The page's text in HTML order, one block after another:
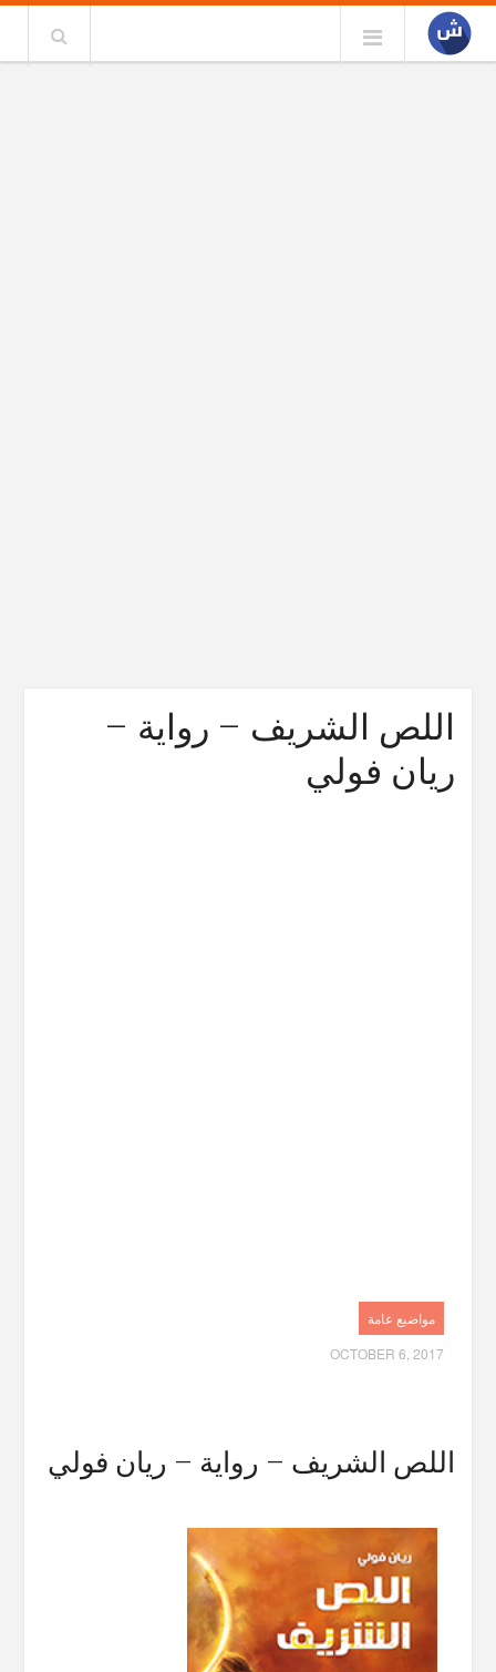
اللص الشريف – رواية –
ريان فولي
مواضيع عامة
OCTOBER 6, 2017
اللص الشريف – رواية – ريان فولي